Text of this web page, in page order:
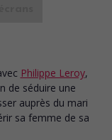
Philippe Leroy,
de séduire une
auprès du mari
sa femme de sa